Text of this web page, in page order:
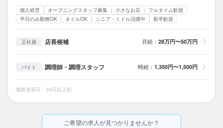
個人経営 オープニングスタッフ募集 小さなお店
フルタイム歓迎
平日のみ勤務OK
ネイルOK シニア・ミドル活躍中 新卒歓迎
正社員 店長候補 月給： 28万円〜50万円
バイト 調理師・調理スタッフ 時給： 1,350円〜1,500円
最終更新日：30日以上前
ご希望の求人が見つかりませんか？